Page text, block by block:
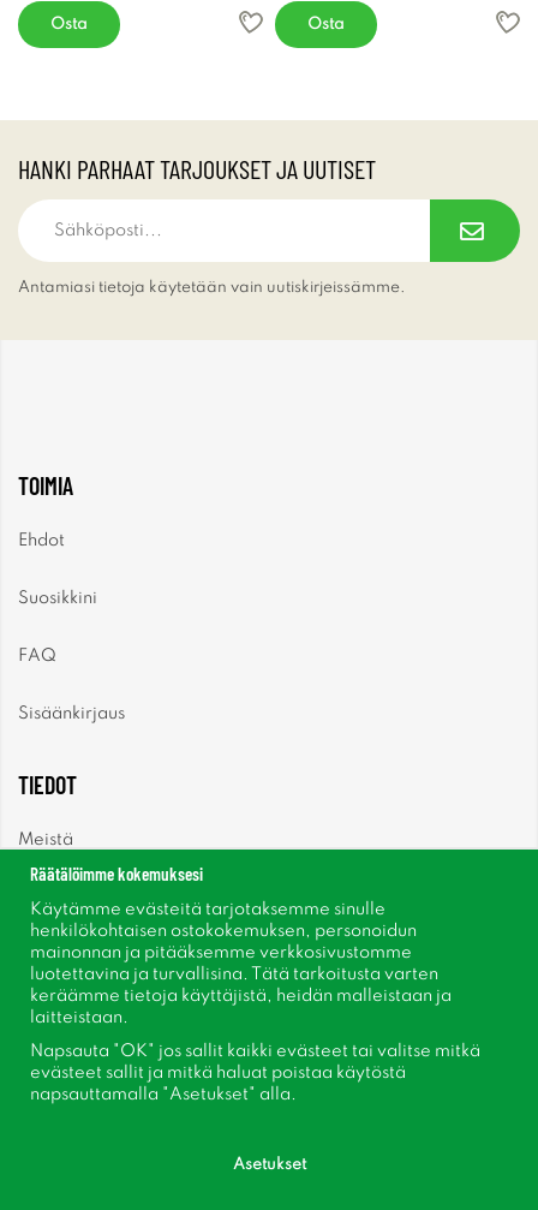
Osta Osta
HANKI PARHAAT TARJOUKSET JA UUTISET
Antamiasi tietoja käytetään vain uutiskirjeissämme.
TOIMIA
Ehdot
Suosikkini
FAQ
Sisäänkirjaus
TIEDOT
Meistä
Uutiset
Uutiskirje
Tietoja evästeistä
Inspiraatiota
Räätälöimme kokemuksesi
Käytämme evästeitä tarjotaksemme sinulle
henkilökohtaisen ostokokemuksen, personoidun
mainonnan ja pitääksemme verkkosivustomme
luotettavina ja turvallisina. Tätä tarkoitusta varten
keräämme tietoja käyttäjistä, heidän malleistaan ​​ja
laitteistaan.
Napsauta "OK" jos sallit kaikki evästeet tai valitse mitkä
evästeet sallit ja mitkä haluat poistaa käytöstä
napsauttamalla "Asetukset" alla.
Asetukset